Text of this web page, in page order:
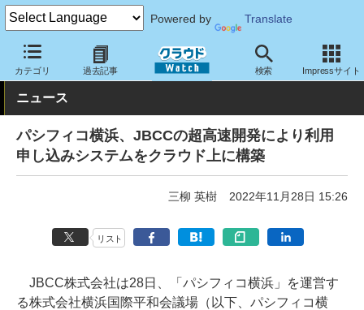
Powered by Translate
カテゴリ 過去記事 検索 Impressサイト
クラウド Watch トピック 導入事例
ニュース
パシフィコ横浜、JBCCの超高速開発により利用
申し込みシステムをクラウド上に構築
三柳 英樹 2022年11月28日 15:26
リスト
JBCC株式会社は28日、「パシフィコ横浜」を運営す
る株式会社横浜国際平和会議場（以下、パシフィコ横